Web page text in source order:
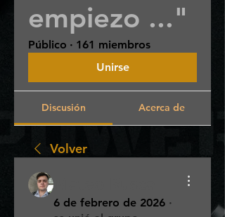
empiezo ..."
Público · 161 miembros
Unirse
Discusión Acerca de
Volver
6 de febrero de 2026 ·